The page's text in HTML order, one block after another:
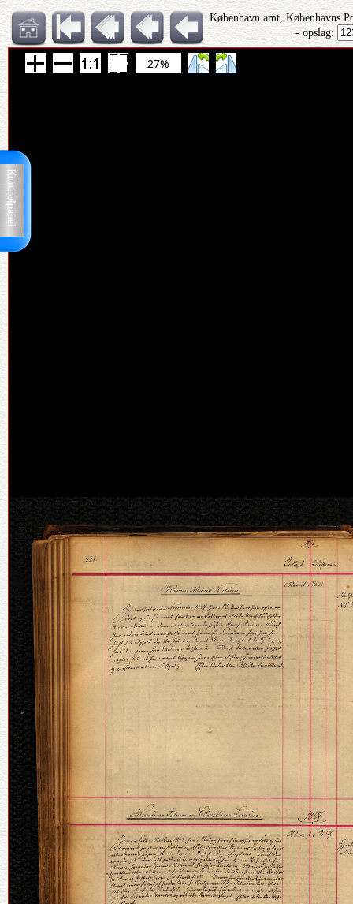
Kontrolpanel
København amt, Københavns
- opslag:
27%